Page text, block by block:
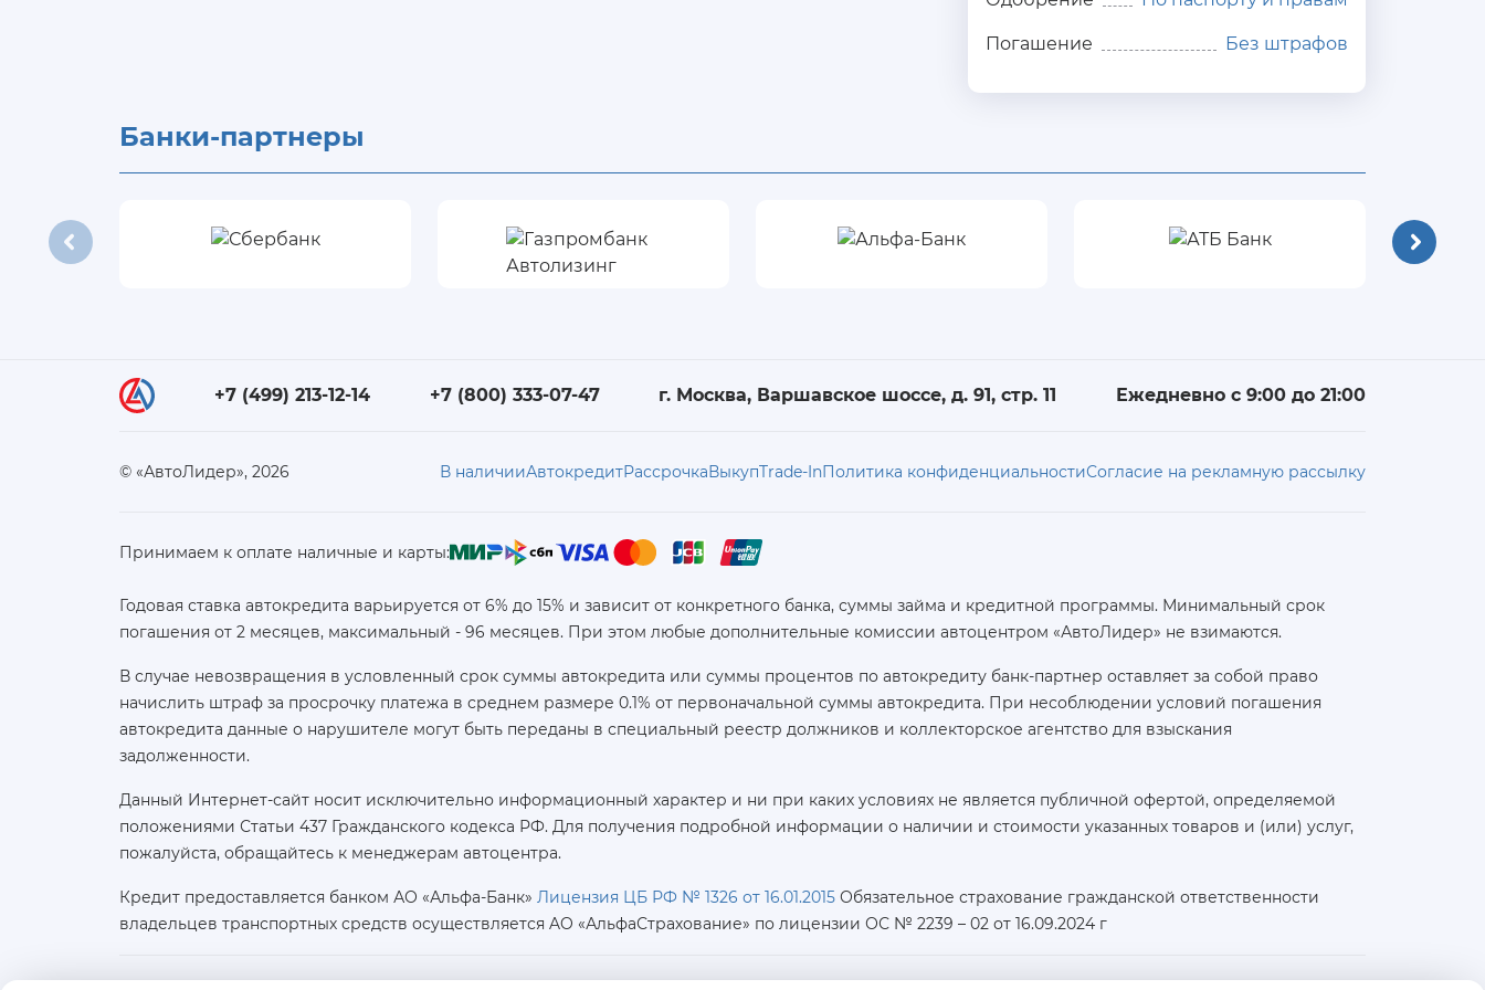
Погашение Без штрафов
Банки-партнеры
+7 (499) 213-12-14 +7 (800) 333-07-47 г. Москва, Варшавское шоссе, д. 91, стр. 11 Ежедневно с 9:00 до 21:00
© «АвтоЛидер», 2026 В наличииАвтокредитРассрочкаВыкупTrade-InПолитика конфиденциальностиСогласие на рекламную рассылку
Принимаем к оплате наличные и карты:
Годовая ставка автокредита варьируется от 6% до 15% и зависит от конкретного банка, суммы займа и кредитной программы. Минимальный срок
погашения от 2 месяцев, максимальный - 96 месяцев. При этом любые дополнительные комиссии автоцентром «АвтоЛидер» не взимаются.
В случае невозвращения в условленный срок суммы автокредита или суммы процентов по автокредиту банк-партнер оставляет за собой право
начислить штраф за просрочку платежа в среднем размере 0.1% от первоначальной суммы автокредита. При несоблюдении условий погашения
автокредита данные о нарушителе могут быть переданы в специальный реестр должников и коллекторское агентство для взыскания
задолженности.
Данный Интернет-сайт носит исключительно информационный характер и ни при каких условиях не является публичной офертой, определяемой
положениями Статьи 437 Гражданского кодекса РФ. Для получения подробной информации о наличии и стоимости указанных товаров и (или) услуг,
пожалуйста, обращайтесь к менеджерам автоцентра.
Кредит предоставляется банком АО «Альфа-Банк» Лицензия ЦБ РФ № 1326 от 16.01.2015 Обязательное страхование гражданской ответственности
владельцев транспортных средств осуществляется AO «АльфаСтрахование» по лицензии ОС № 2239 – 02 от 16.09.2024 г